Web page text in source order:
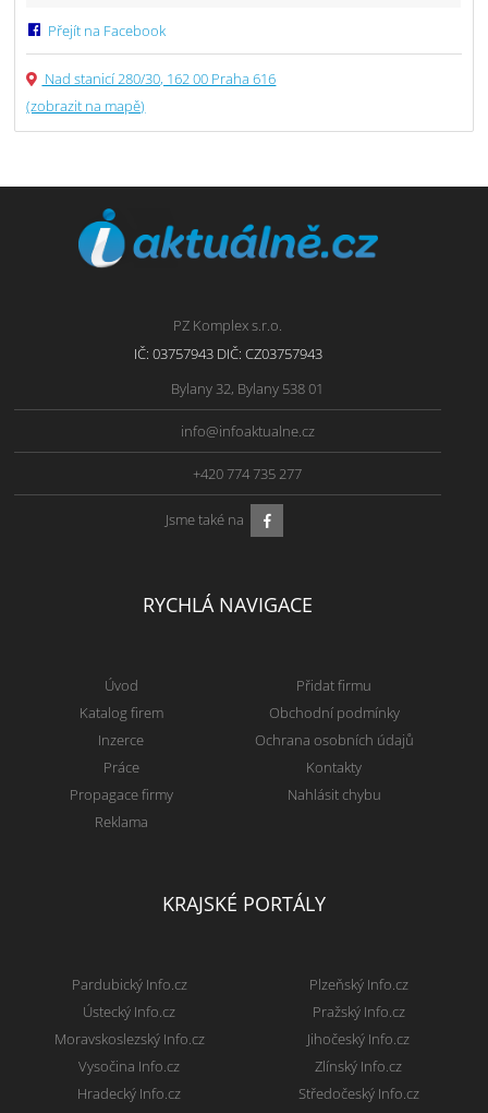
Přejít na Facebook
Nad stanicí 280/30, 162 00 Praha 616
(zobrazit na mapě)
PZ Komplex s.r.o.
IČ: 03757943 DIČ: CZ03757943
Bylany 32, Bylany 538 01
info@infoaktualne.cz
+420 774 735 277
Jsme také na
RYCHLÁ NAVIGACE
Úvod
Katalog firem
Inzerce
Práce
Propagace firmy
Reklama
Přidat firmu
Obchodní podmínky
Ochrana osobních údajů
Kontakty
Nahlásit chybu
KRAJSKÉ PORTÁLY
Pardubický Info.cz
Ústecký Info.cz
Moravskoslezský Info.cz
Vysočina Info.cz
Hradecký Info.cz
Plzeňský Info.cz
Pražský Info.cz
Jihočeský Info.cz
Zlínský Info.cz
Středočeský Info.cz